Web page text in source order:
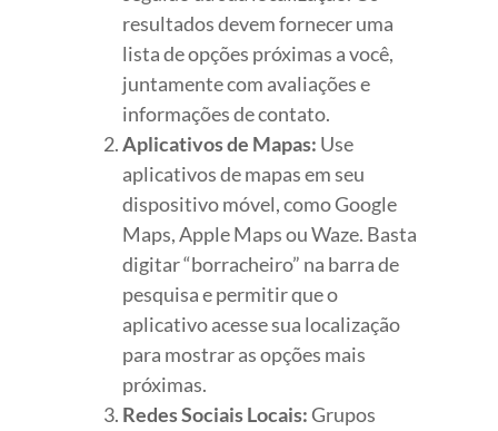
resultados devem fornecer uma
lista de opções próximas a você,
juntamente com avaliações e
informações de contato.
Aplicativos de Mapas: Use
aplicativos de mapas em seu
dispositivo móvel, como Google
Maps, Apple Maps ou Waze. Basta
digitar “borracheiro” na barra de
pesquisa e permitir que o
aplicativo acesse sua localização
para mostrar as opções mais
próximas.
Redes Sociais Locais:Grupos